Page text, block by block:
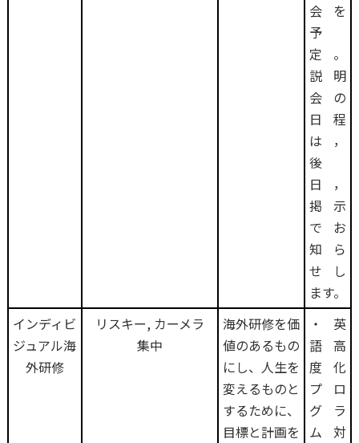
会を
予
定。
説明
会の
日程
は，
後
日，
掲示
でお
知ら
せし
ます。
インディビ
ジュアル海
外研修
リスキー, カーメラ
集中
海外研修を価
値のあるもの
にし、人生を
変えるものと
するために、
目標と計画を
・英
語高
度化
プロ
グラ
ム対